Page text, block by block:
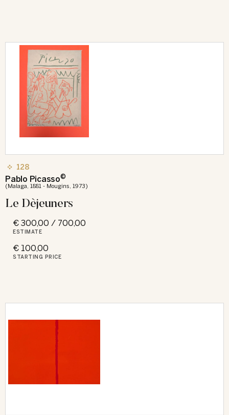
128
Pablo Picasso©
(Malaga, 1881 - Mougins, 1973)
Le Dèjeuners
€ 300,00 / 700,00
ESTIMATE
€ 100,00
STARTING PRICE